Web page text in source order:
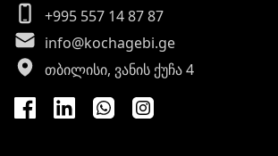
+995 557 14 87 87
info@kochagebi.ge
თბილისი, ვანის ქუჩა 4